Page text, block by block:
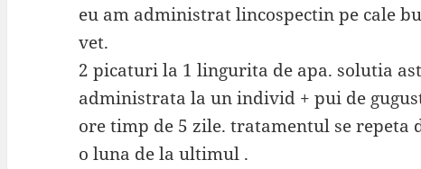
eu am administrat lincospectin pe cale
vet.
2 picaturi la 1 lingurita de apa. solutia
administrata la un individ + pui de
ore timp de 5 zile. tratamentul se repeta
o luna de la ultimul .